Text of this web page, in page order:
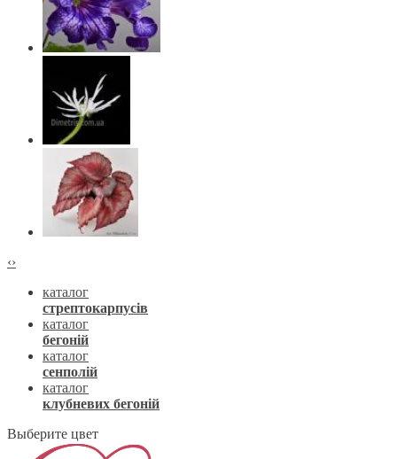
‹›
каталог
стрептокарпусів
каталог
бегоній
каталог
сенполій
каталог
клубневих бегоній
Выберите цвет